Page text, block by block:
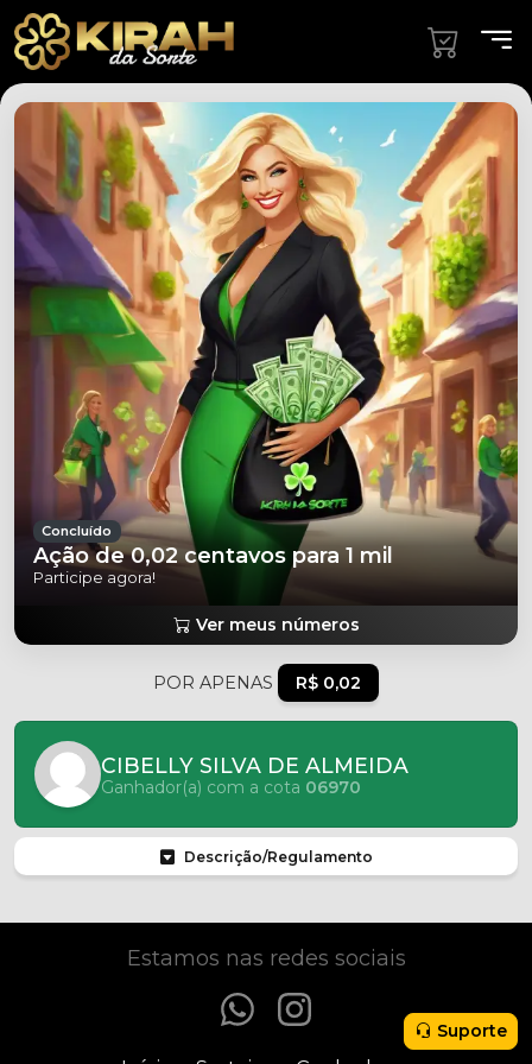
Concluído
Ação de 0,02 centavos para 1 mil
Participe agora!
Ver meus números
POR APENAS R$ 0,02
CIBELLY SILVA DE ALMEIDA
Ganhador(a) com a cota 06970
Descrição/Regulamento
Suporte
Estamos nas redes sociais